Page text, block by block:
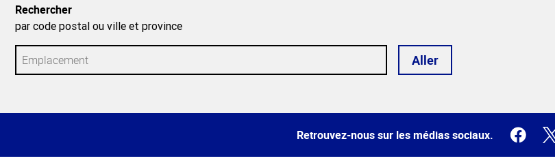
Rechercher
par code postal ou ville et province
Aller
de la
Retrouvez-nous sur les médias sociaux.